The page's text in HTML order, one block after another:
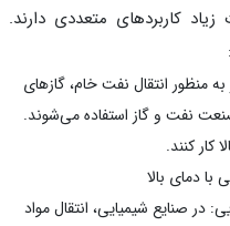
کاربردهای متعددی دارند.
انتقال نفت خام، گازهای
نفت و گاز استفاده می‌شوند.
کنند.
بالا
شیمیایی، انتقال مواد